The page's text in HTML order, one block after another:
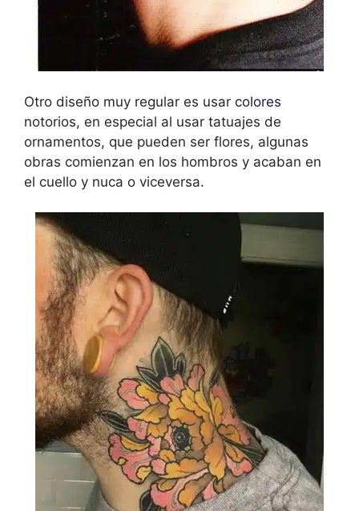
Otro diseño muy regular es usar colores
notorios, en especial al usar tatuajes de
ornamentos, que pueden ser flores, algunas
obras comienzan en los hombros y acaban en
el cuello y nuca o viceversa.